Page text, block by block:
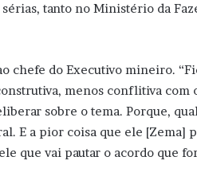
sérias, tanto no Ministério da
chefe do Executivo mineiro.
menos conflitiva
sobre o tema. Porque,
E a pior coisa que ele [Zema]
que vai pautar o acordo que